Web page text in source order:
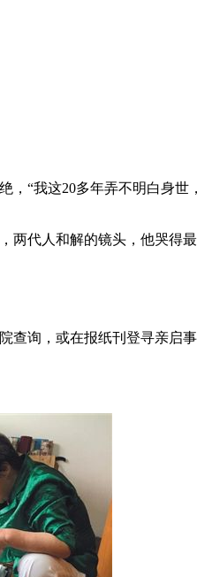
“我这20多年弄不明白身世
代人和解的镜头，他哭得最
询，或在报纸刊登寻亲启